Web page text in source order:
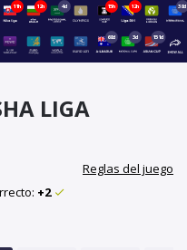
11h 12h 4d 15h 12h 38d
68d 3d 151d
LIGA
Reglas del juego
+2